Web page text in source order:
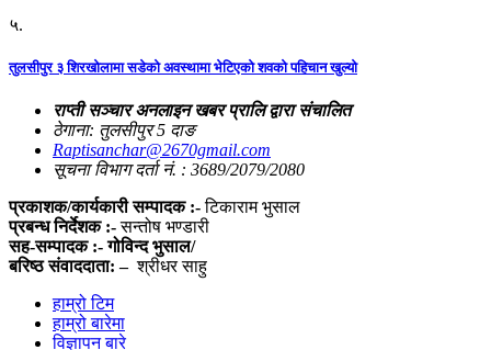
५.
तुलसीपुर ३ शिरखोलामा सडेको अवस्थामा भेटिएको शवको पहिचान खुल्यो
राप्ती सञ्चार अनलाइन खबर प्रालि द्वारा संचालित
ठेगाना: तुलसीपुर 5 दाङ
Raptisanchar@2670gmail.com
सूचना विभाग दर्ता नं. : 3689/2079/2080
प्रकाशक/कार्यकारी सम्पादक :-टिकाराम भुसाल
प्रबन्ध निर्देशक :-सन्तोष भण्डारी
सह-सम्पादक :- गोविन्द भुसाल/
बरिष्ठ संवाददाता: – श्रीधर साहु
हाम्रो टिम
हाम्रो बारेमा
विज्ञापन बारे